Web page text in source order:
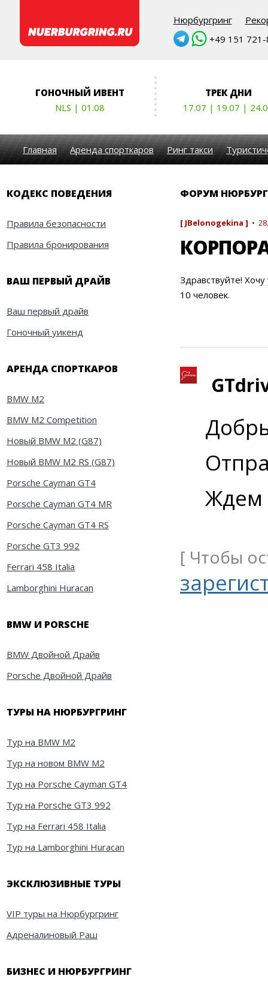
Нюрбургринг
+49 151 721-
ГОНОЧНЫЙ ИВЕНТ
NLS | 01.08
ТРЕК ДНИ
17.07 | 19.07 |
Главная Аренда спорткаров Ринг такси
КОДЕКС ПОВЕДЕНИЯ
Правила безопасности
Правила бронирования
ВАШ ПЕРВЫЙ ДРАЙВ
Ваш первый драйв
Гоночный уикенд
АРЕНДА СПОРТКАРОВ
BMW M2
BMW M2 Competition
Новый BMW M2 (G87)
Новый BMW M2 RS (G87)
Porsche Cayman GT4
Porsche Cayman GT4 MR
Porsche Cayman GT4 RS
Porsche GT3 992
Ferrari 458 Italia
Lamborghini Huracan
BMW И PORSCHE
BMW Двойной Драйв
Porsche Двойной Драйв
ТУРЫ НА НЮРБУРГРИНГ
Тур на BMW M2
Тур на новом BMW M2
Тур на Porsche Cayman GT4
Тур на Porsche GT3 992
Тур на Ferrari 458 Italia
Тур на Lamborghini Huracan
ЭКСКЛЮЗИВНЫЕ ТУРЫ
VIP туры на Нюрбургринг
Адреналиновый Раш
БИЗНЕС И НЮРБУРГРИНГ
ФОРУМ
[ JBelonogekina ] •
Здравствуйте!
10 человек.
Ждем
[ Чтобы